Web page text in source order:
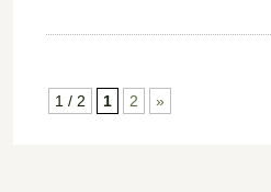
1 / 2 1 2 »